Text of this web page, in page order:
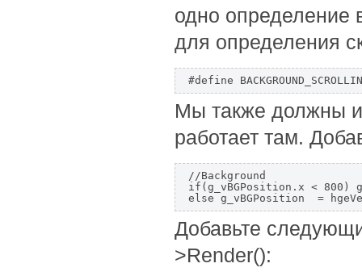
одно определение
для определения
Мы также должны
работает там.
//Background
if(g_vBGPosition.x < 800)
Добавьте
>Render():